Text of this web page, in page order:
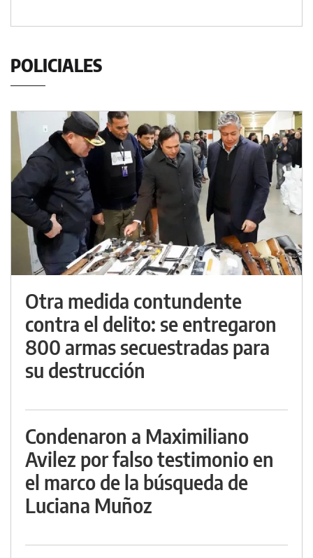
POLICIALES
Otra medida contundente
contra el delito: se entregaron
800 armas secuestradas para
su destrucción
Condenaron a Maximiliano
Avilez por falso testimonio en
el marco de la búsqueda de
Luciana Muñoz